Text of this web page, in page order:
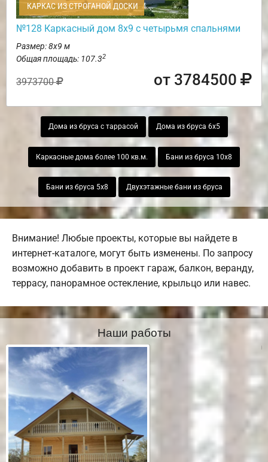
КАРКАС ИЗ СТРОГАНОЙ ДОСКИ
№128 Каркасный дом 8х9 с четырьмя спальнями
Размер: 8х9 м
Общая площадь: 107.32
3973700 от 3784500
Дома из бруса с таррасой Дома из бруса 6х5
Каркасные дома более 100 кв.м. Бани из бруса 10х8
Бани из бруса 5х8 Двухэтажные бани из бруса
Внимание! Любые проекты, которые вы найдете в
интернет-каталоге, могут быть изменены. По запросу
возможно добавить в проект гараж, балкон, веранду,
террасу, панорамное остекление, крыльцо или навес.
Наши работы